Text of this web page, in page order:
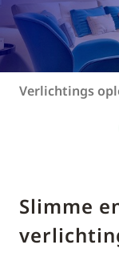
Verlichtings
Slimme